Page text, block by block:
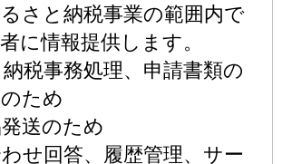
さと納税事業の範囲内で
に情報提供します。
納税事務処理、申請書類の
ため
送のため
わせ回答、履歴管理、サー